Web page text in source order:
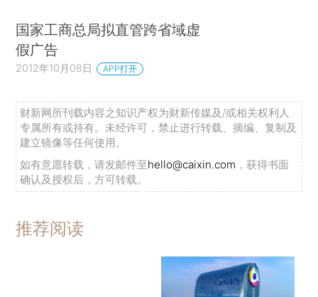
国家工商总局拟直管跨省域虚
假广告
2012年10月08日 APP打开
财新网所刊载内容之知识产权为财新传媒及/或相关权利人
专属所有或持有。未经许可，禁止进行转载、摘编、复制及
建立镜像等任何使用。
如有意愿转载，请发邮件至hello@caixin.com ，获得书面
确认及授权后，方可转载。
推荐阅读